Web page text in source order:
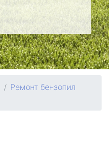
Ремонт бензопил